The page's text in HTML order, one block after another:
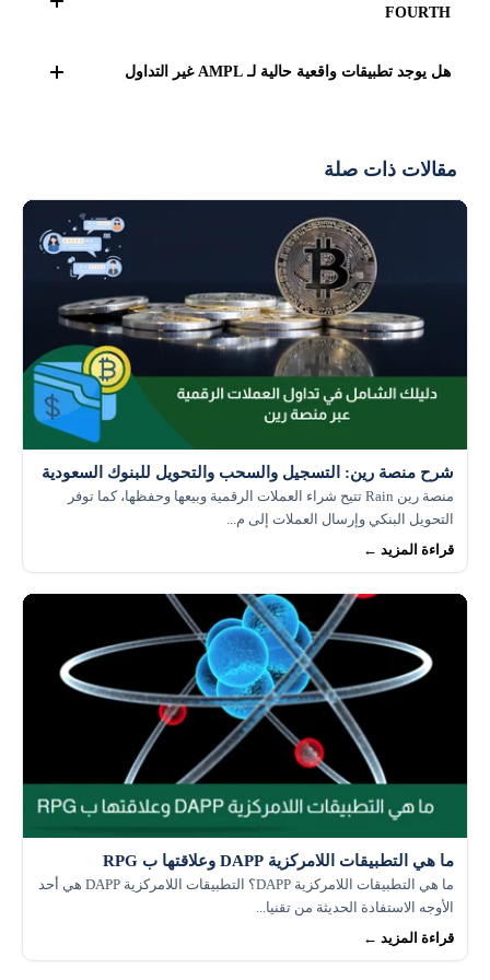
FOURTH
(مثل AMPL أو FOURTH) لمجمعات السيولة. كلما زادت
هل يوجد تطبيقات واقعية حالية لـ AMPL غير التداول
تمويل العقود الذكية (مثل دفع رسوم الغاز).
كمُكون في مجمعات السيولة لتحقيق عوائد زراعة
العائد (Yield Farming).
مقالات ذات صلة
شرح منصة رين: التسجيل والسحب والتحويل للبنوك السعودية
منصة رين Rain تتيح شراء العملات الرقمية وبيعها وحفظها، كما توفر
التحويل البنكي وإرسال العملات إلى م...
قراءة المزيد ←
ما هي التطبيقات اللامركزية DAPP وعلاقتها ب RPG
ما هي التطبيقات اللامركزية DAPP؟ التطبيقات اللامركزية DAPP هي أحد
الأوجه الاستفادة الحديثة من تقنيا...
قراءة المزيد ←